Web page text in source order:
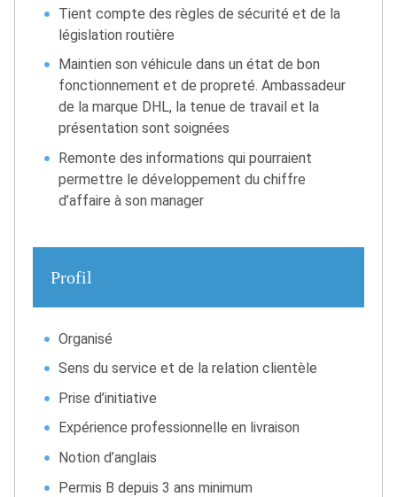
Tient compte des règles de sécurité et de la
législation routière
Maintien son véhicule dans un état de bon
fonctionnement et de propreté. Ambassadeur
de la marque DHL, la tenue de travail et la
présentation sont soignées
Remonte des informations qui pourraient
permettre le développement du chiffre
d’affaire à son manager
Profil
Organisé
Sens du service et de la relation clientèle
Prise d’initiative
Expérience professionnelle en livraison
Notion d’anglais
Permis B depuis 3 ans minimum